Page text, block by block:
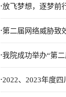
.放飞梦想，逐梦前
.第二届网络威胁致
.我院成功举办“第
.2022、2023年度